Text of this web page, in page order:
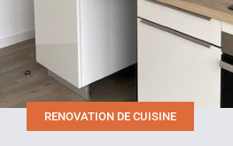
RENOVATION DE CUISINE